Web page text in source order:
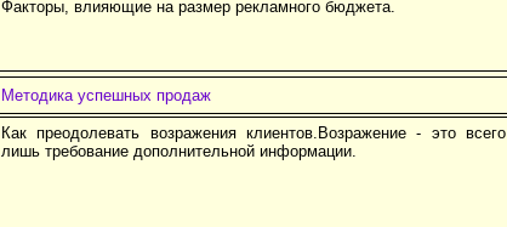
Факторы, влияющие на размер рекламного бюджета.
Методика успешных продаж
Как преодолевать возражения клиентов.Возражение - это всего
лишь требование дополнительной информации.